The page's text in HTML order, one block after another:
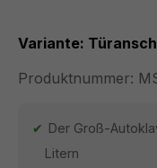
Variante:
Produktnummer:
Der Groß-
Litern